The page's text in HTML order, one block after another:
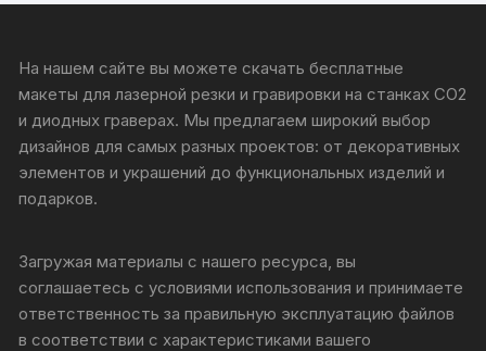
На нашем сайте вы можете скачать бесплатные
макеты для лазерной резки и гравировки на станках CO2
и диодных граверах. Мы предлагаем широкий выбор
дизайнов для самых разных проектов: от декоративных
элементов и украшений до функциональных изделий и
подарков.
Загружая материалы с нашего ресурса, вы
соглашаетесь с условиями использования и принимаете
ответственность за правильную эксплуатацию файлов
в соответствии с характеристиками вашего